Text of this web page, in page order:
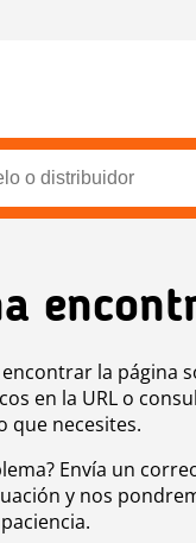
la página
en la URL o
que necesites.
Envía un
y nos